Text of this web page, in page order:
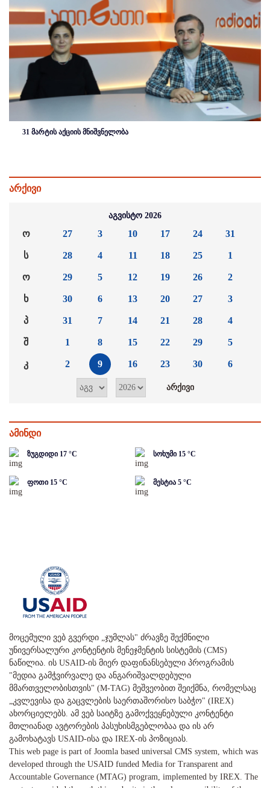
31 მარტის აქციის მნიშვნელობა
არქივი
აგვისტო 2026
ო
ს
ო
ხ
პ
შ
კ
27
28
29
30
31
1
2
3
4
5
6
7
8
9
10
11
12
13
14
15
16
17
18
19
20
21
22
23
24
25
26
27
28
29
30
31
1
2
3
4
5
6
ამინდი
ზუგდიდი 17 °C სოხუმი 15 °C
ფოთი 15 °C მესტია 5 °C
მოცემული ვებ გვერდი „ჯუმლას" ძრავზე შექმნილი
უნივერსალური კონტენტის მენეჯმენტის სისტემის (CMS)
ნაწილია. ის USAID-ის მიერ დაფინანსებული პროგრამის
"მედია გამჭვირვალე და ანგარიშვალდებული
მმართველობისთვის" (M-TAG) მეშვეობით შეიქმნა, რომელსაც
„კვლევისა და გაცვლების საერთაშორისო საბჭო" (IREX)
ახორციელებს. ამ ვებ საიტზე გამოქვეყნებული კონტენტი
მთლიანად ავტორების პასუხისმგებლობაა და ის არ
გამოხატავს USAID-ისა და IREX-ის პოზიციას.
This web page is part of Joomla based universal CMS system, which was
developed through the USAID funded Media for Transparent and
Accountable Governance (MTAG) program, implemented by IREX. The